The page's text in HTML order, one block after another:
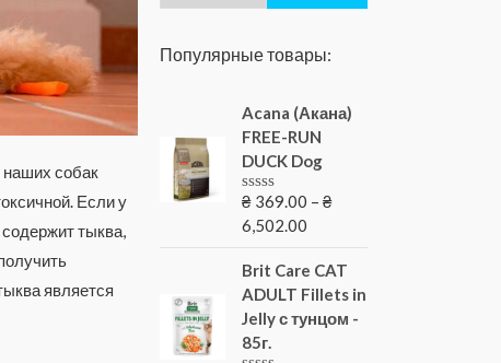
собак
Если у
тыква,
является
Популярные товары:
Acana (Акана)
FREE-RUN
DUCK Dog
Оценка
0
из
₴ 369.00 – ₴
6,502.00
Brit Care CAT
ADULT Fillets in
Jelly с тунцом -
85г.